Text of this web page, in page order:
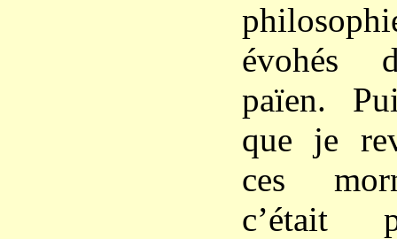
évohés
païen.
que je
ces
c’était